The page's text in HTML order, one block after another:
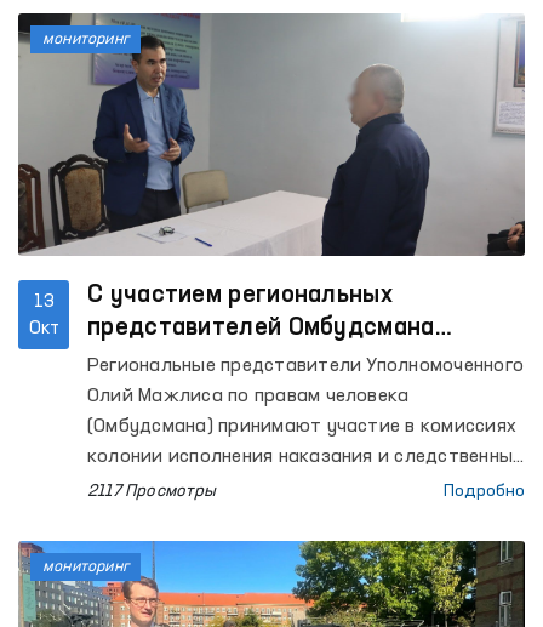
осуществлены мониторинговые визиты в ряд
закрытых учреждений Хорезмской области,
где содержатся лица с ограниченной свободой
передвижения. В данном процессе приняли
участие также представители СМИ.
13
Окт
С участием региональных
представителей Омбудсмана
рассматриваются вопросы
признания осужденного вставшим
или не вставшим на путь
исправления
Региональные представители Уполномоченного
Олий Мажлиса по правам человека
(Омбудсмана) принимают участие в комиссиях
колонии исполнения наказания и следственных
изоляторов по предоставлению заключений о
вставшим на путь исправления.
2117 Просмотры Подробно
мониторинг
мониторинг